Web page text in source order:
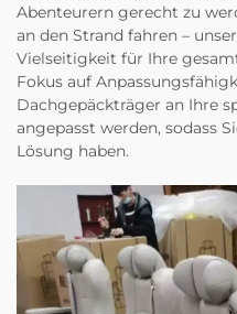
Abenteurern gerecht zu
an den Strand fahren –
Vielseitigkeit für Ihre
Fokus auf
Dachgepäckträger an Ihre
angepasst werden, sodass
Lösung haben.